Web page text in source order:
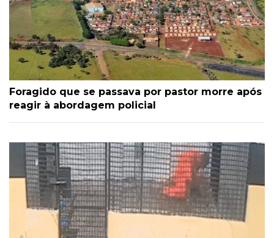
Foragido que se passava por pastor morre após
reagir à abordagem policial